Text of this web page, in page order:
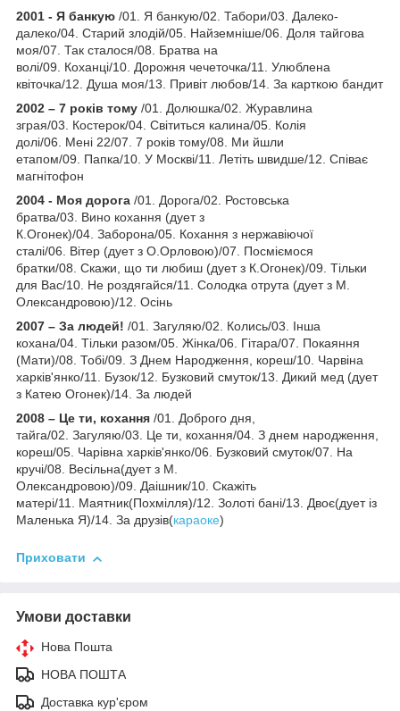
2001 - Я банкую /01. Я банкую/02. Табори/03. Далеко-
далеко/04. Старий злодій/05. Найземніше/06. Доля тайгова
моя/07. Так сталося/08. Братва на
волі/09. Коханці/10. Дорожня чечеточка/11. Улюблена
квіточка/12. Душа моя/13. Привіт любов/14. За карткою бандит
2002 – 7 років тому /01. Долюшка/02. Журавлина
зграя/03. Костерок/04. Світиться калина/05. Колія
долі/06. Мені 22/07. 7 років тому/08. Ми йшли
етапом/09. Папка/10. У Москві/11. Летіть швидше/12. Співає
магнітофон
2004 - Моя дорога /01. Дорога/02. Ростовська
братва/03. Вино кохання (дует з
К.Огонек)/04. Заборона/05. Кохання з нержавіючої
сталі/06. Вітер (дует з О.Орловою)/07. Посміємося
братки/08. Скажи, що ти любиш (дует з К.Огонек)/09. Тільки
для Вас/10. Не роздягайся/11. Солодка отрута (дует з М.
Олександровою)/12. Осінь
2007 – За людей! /01. Загуляю/02. Колись/03. Інша
кохана/04. Тільки разом/05. Жінка/06. Гітара/07. Покаяння
(Мати)/08. Тобі/09. З Днем Народження, кореш/10. Чарвiна
харкiв'янко/11. Бузок/12. Бузковий смуток/13. Дикий мед (дует
з Катею Огонек)/14. За людей
2008 – Це ти, кохання /01. Доброго дня,
тайга/02. Загуляю/03. Це ти, кохання/04. З днем народження,
кореш/05. Чарівна харків'янко/06. Бузковий смуток/07. На
кручі/08. Весільна(дует з М.
Олександровою)/09. Даішник/10. Скажіть
матері/11. Маятник(Похмілля)/12. Золоті бані/13. Двоє(дует із
Маленька Я)/14. За друзів(караоке)
Приховати
Умови доставки
Нова Пошта
НОВА ПОШТА
Доставка кур'єром